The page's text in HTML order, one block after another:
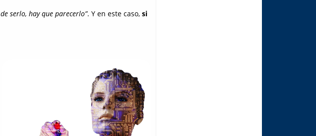
serlo, hay que parecerlo”. Y en este caso, si